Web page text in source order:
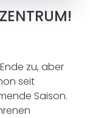
zu, aber
seit
Saison.